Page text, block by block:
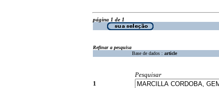
página 1 de 1
Refinar a pesquisa
Base de dados : article
Pesquisar
1